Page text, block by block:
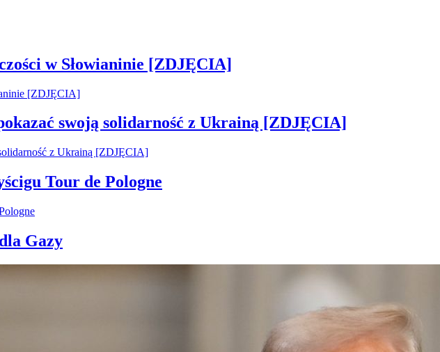
w Słowianinie [ZDJĘCIA]
swoją solidarność z Ukrainą [ZDJĘCIA]
Tour de Pologne
Gazy